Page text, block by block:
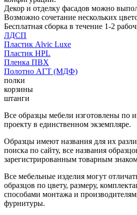
Декор и отделку фасадов можно
Возможно сочетание нескольких
Бесплатная сборка в течение 1-2
ЛДСП
Пластик Alvic Luxe
Пластик HPL
Пленка ПВХ
Полотно АГТ (МДФ)
полки
корзины
штанги
Все образцы мебели изготовлены по
проекту в единственном экземпляре.
Образцы имеют названия для их
поиска по сайту, все названия
зарегистрированным товарным
Все мебельные изделия могут
образцов по цвету, размеру,
способами монтажа и
фурнитуры.